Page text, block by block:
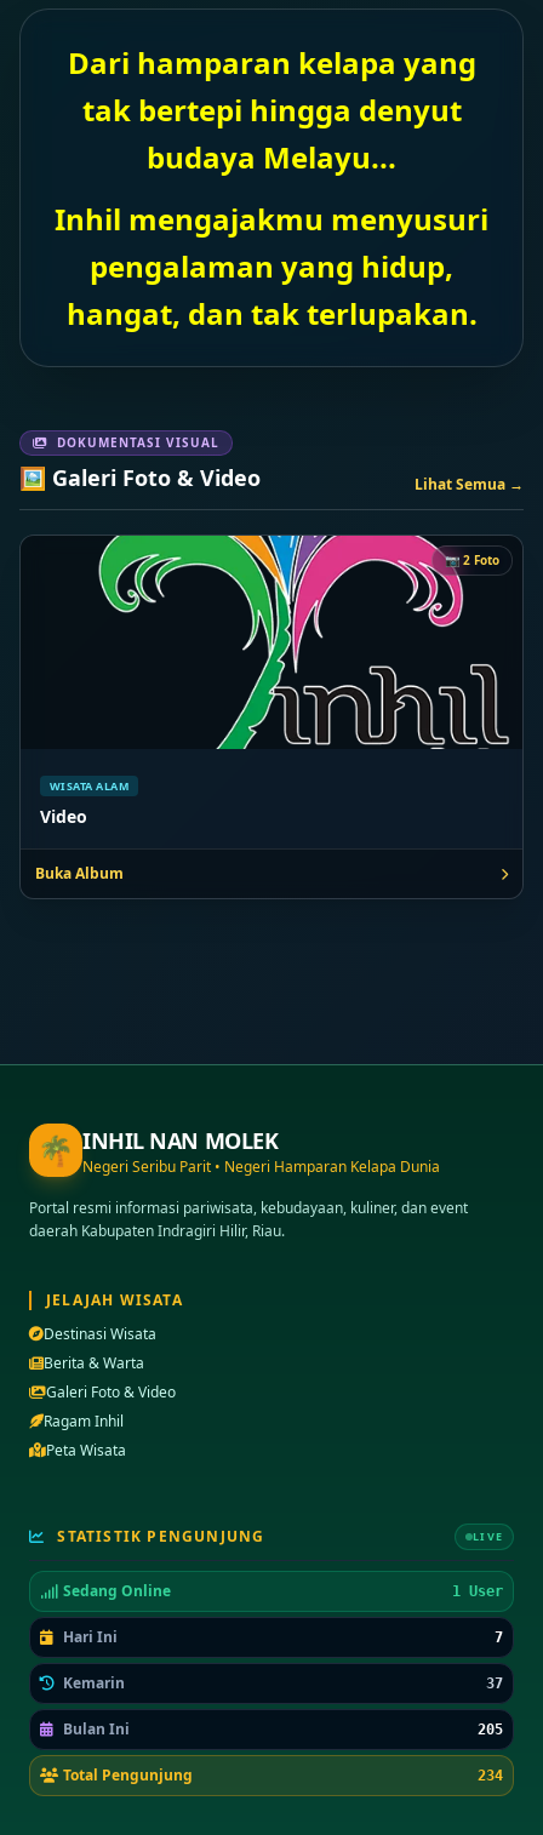
Dari hamparan kelapa yang
tak bertepi hingga denyut
budaya Melayu...
Inhil mengajakmu menyusuri
pengalaman yang hidup,
hangat, dan tak terlupakan.
DOKUMENTASI VISUAL
🖼️ Galeri Foto & Video Lihat Semua →
📷 2 Foto
WISATA ALAM
Video
Buka Album
🌴 INHIL NAN MOLEK
Negeri Seribu Parit • Negeri Hamparan Kelapa Dunia
Portal resmi informasi pariwisata, kebudayaan, kuliner, dan event
daerah Kabupaten Indragiri Hilir, Riau.
JELAJAH WISATA
Destinasi Wisata
Berita & Warta
Galeri Foto & Video
Ragam Inhil
Peta Wisata
STATISTIK PENGUNJUNG LIVE
Sedang Online 1 User
Hari Ini 7
Kemarin 37
Bulan Ini 205
Total Pengunjung 234